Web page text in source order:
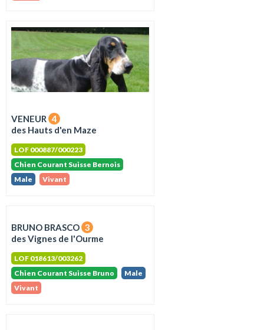
VENEUR 4
des Hauts d'en Maze
LOF 000887/000223
Chien Courant Suisse Bernois
Male
Vivant
BRUNO BRASCO 3
des Vignes de l'Ourme
LOF 018613/003262
Chien Courant Suisse Bruno
Male
Vivant